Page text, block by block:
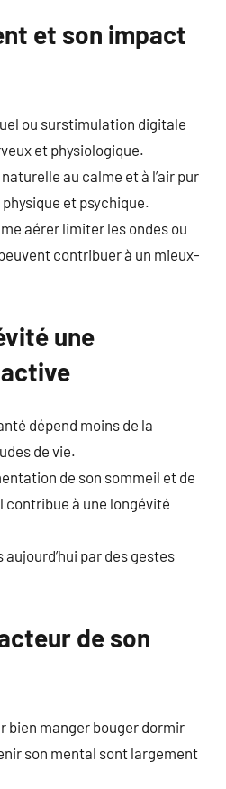
et son impact
ou surstimulation digitale
et physiologique.
au calme et à l’air pur
et psychique.
aérer limiter les ondes ou
contribuer à un mieux-
une
dépend moins de la
de vie.
de son sommeil et de
contribue à une longévité
par des gestes
de son
bien manger bouger dormir
son mental sont largement